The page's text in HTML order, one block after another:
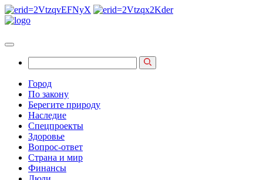
Город
По закону
Берегите природу
Наследие
Спецпроекты
Здоровье
Вопрос-ответ
Страна и мир
Финансы